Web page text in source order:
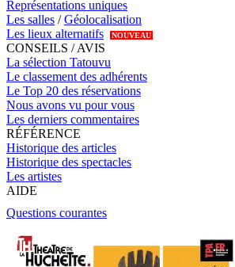
Représentations uniques
Les salles /Géolocalisation
Les lieux alternatifs
NOUVEAU
CONSEILS / AVIS
La sélection Tatouvu
Le classement des adhérents
Le Top 20 des réservations
Nous avons vu pour vous
Les derniers commentaires
RÉFÉRENCE
Historique des articles
Historique des spectacles
Les artistes
AIDE
Questions courantes